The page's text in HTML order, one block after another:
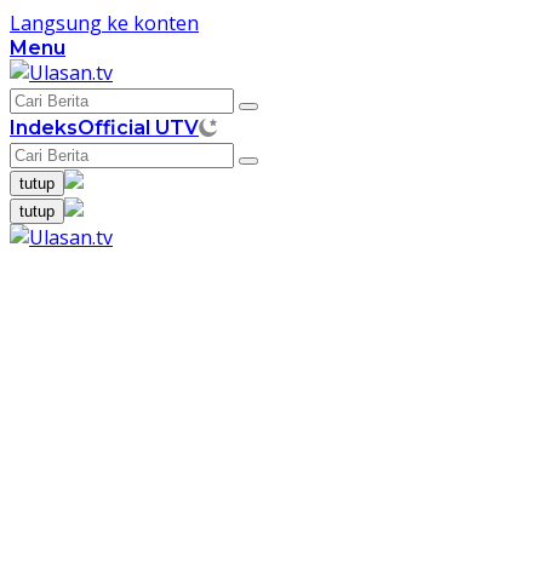
Langsung ke konten
Menu
IndeksOfficial UTV
tutup
tutup